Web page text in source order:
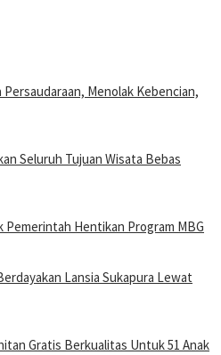
Menolak Kebencian,
Seluruh Tujuan Wisata Bebas
Pemerintah Hentikan Program MBG
Lansia Sukapura Lewat
Gratis Berkualitas Untuk 51 Anak